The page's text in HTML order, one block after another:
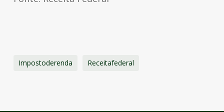
Impostoderenda Receitafederal